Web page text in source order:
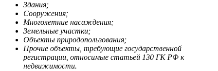
Здания;
Сооружения;
Многолетние насаждения;
Земельные участки;
Объекты природопользования;
Прочие объекты, требующие государственной
регистрации, относимые статьей 130 ГК РФ к
недвижимости.